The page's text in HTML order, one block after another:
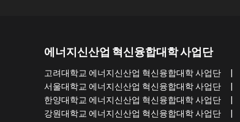
에너지신산업 혁신융합대학 사업단
고려대학교 에너지신산업 혁신융합대학 사업단
서울대학교 에너지신산업 혁신융합대학 사업단
한양대학교 에너지신산업 혁신융합대학 사업단
강원대학교 에너지신산업 혁신융합대학 사업단